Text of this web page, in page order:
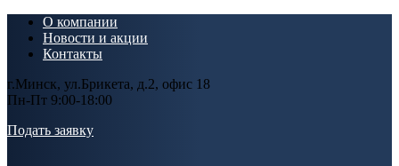
О компании
Новости и акции
Контакты
г.Минск, ул.Брикета, д.2, офис 18
Пн-Пт 9:00-18:00
Подать заявку